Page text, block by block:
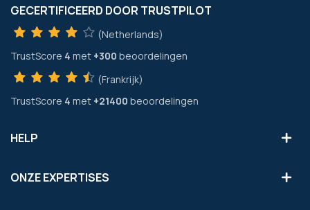
GECERTIFICEERD DOOR TRUSTPILOT
(Netherlands)
TrustScore 4 met +300 beoordelingen
(Frankrijk)
TrustScore 4 met +21400 beoordelingen
HELP
ONZE EXPERTISES